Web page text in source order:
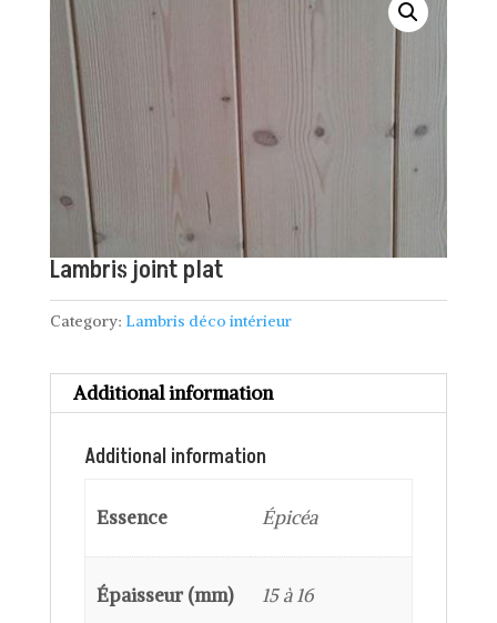
Lambris joint plat
Category: Lambris déco intérieur
Additional information
Additional information
Essence Épicéa
Épaisseur (mm) 15 à 16